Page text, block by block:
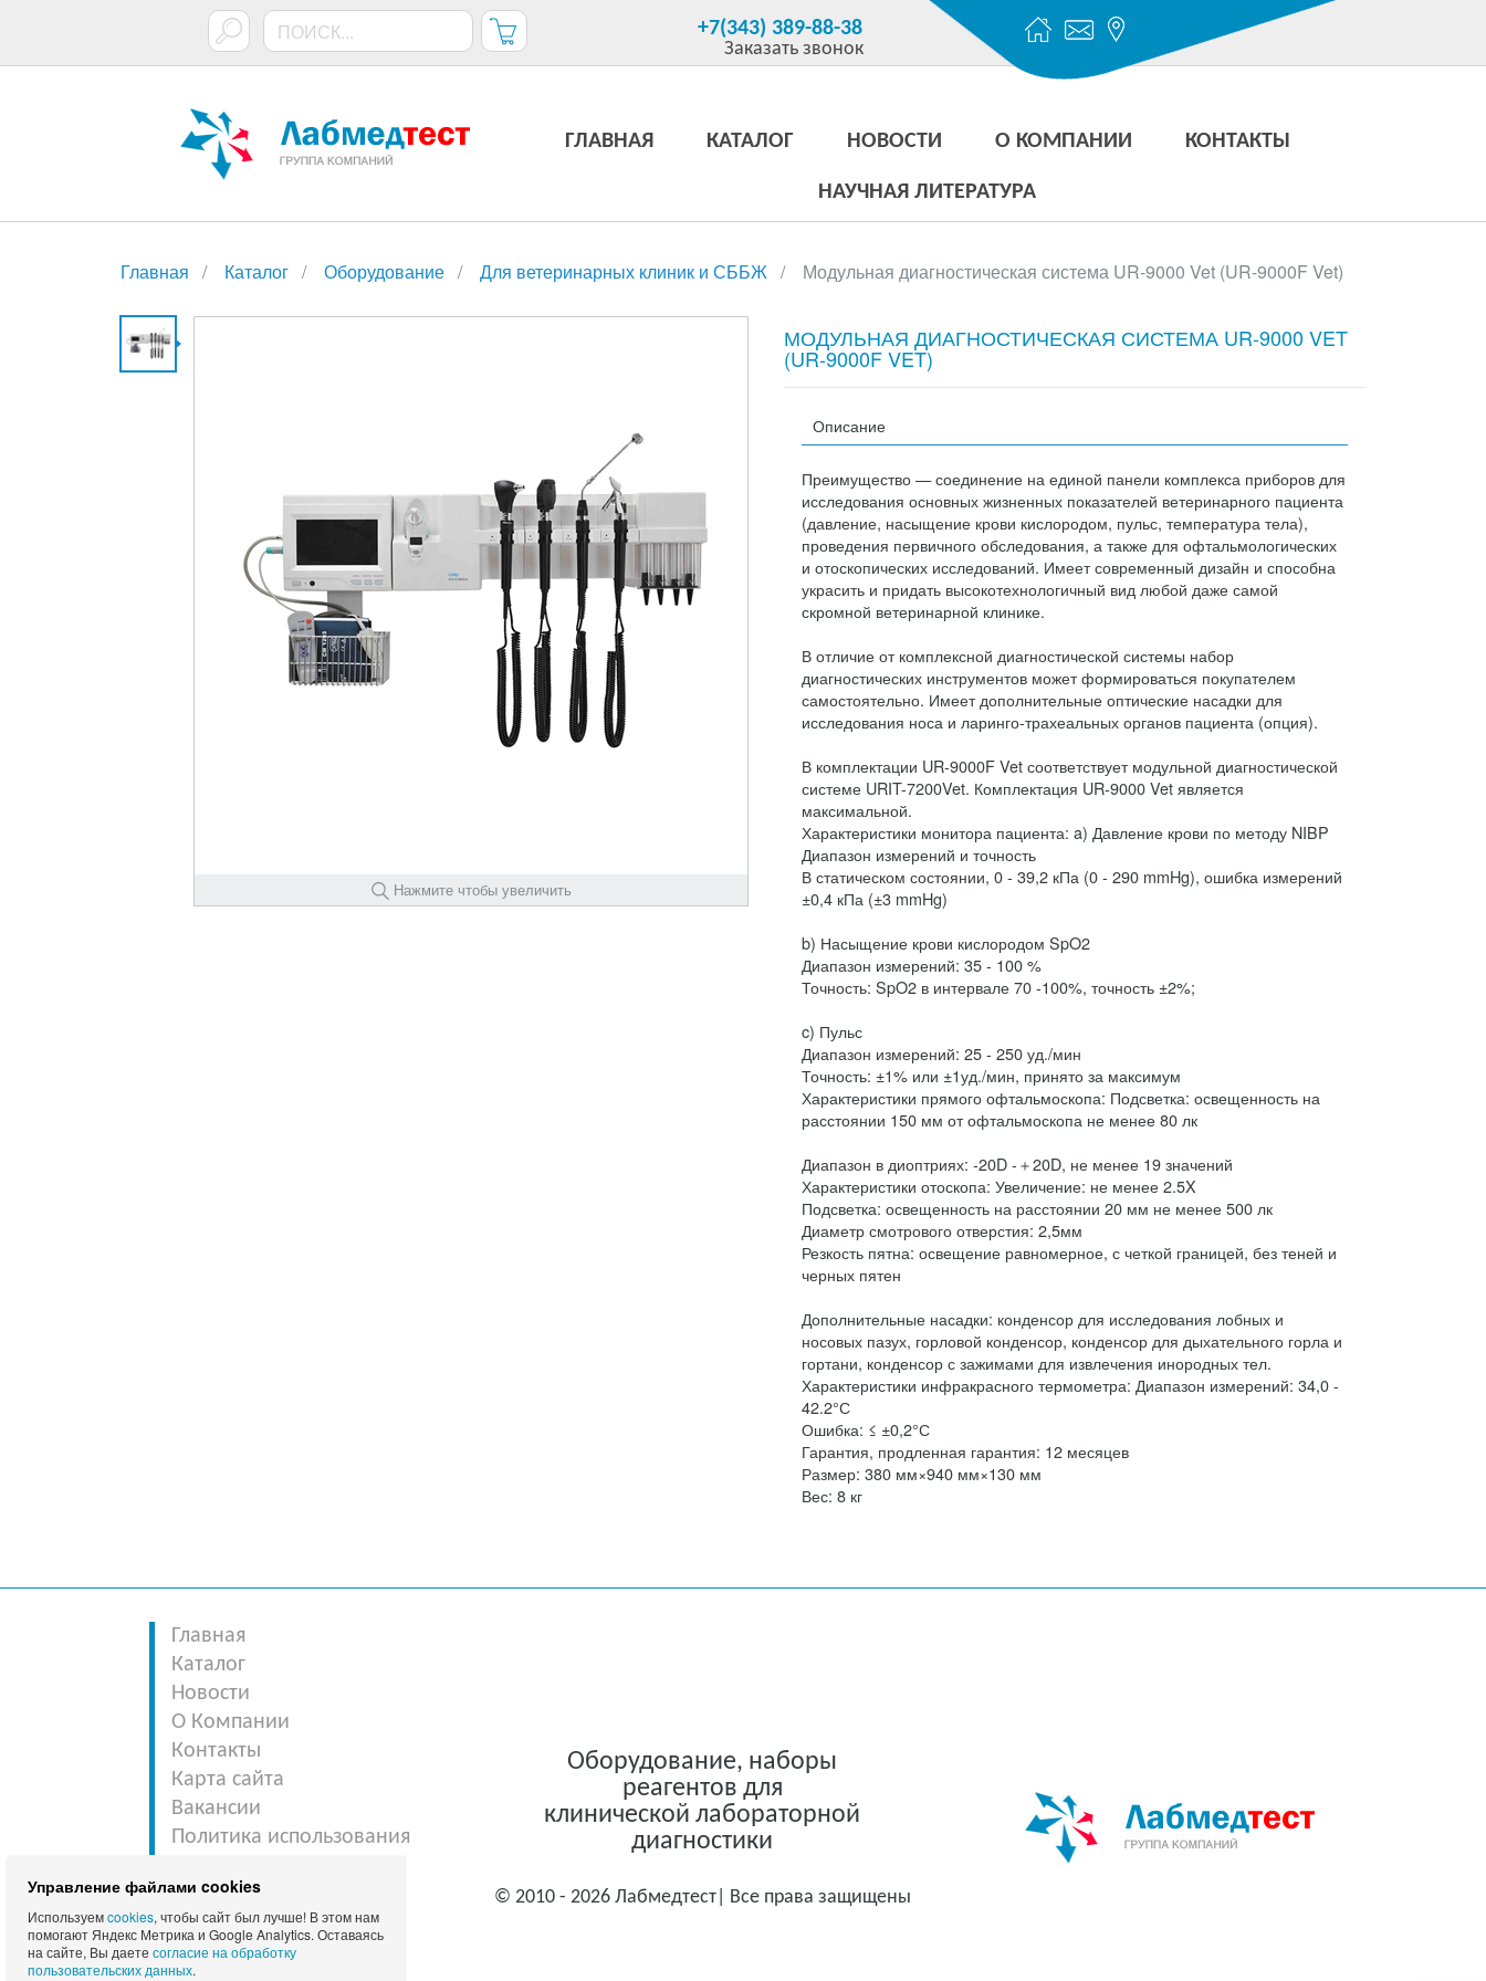
+7(343) 389-88-38
Заказать звонок
ГЛАВНАЯ КАТАЛОГ НОВОСТИ О КОМПАНИИ КОНТАКТЫ
НАУЧНАЯ ЛИТЕРАТУРА
Главная Каталог Оборудование Для ветеринарных клиник и СББЖ Модульная диагностическая система UR-9000 Vet (UR-9000F Vet)
Нажмите чтобы увеличить
МОДУЛЬНАЯ ДИАГНОСТИЧЕСКАЯ СИСТЕМА UR-9000 VET
(UR-9000F VET)
Описание
Преимущество — соединение на единой панели комплекса приборов для
исследования основных жизненных показателей ветеринарного пациента
(давление, насыщение крови кислородом, пульс, температура тела),
проведения первичного обследования, а также для офтальмологических
и отоскопических исследований. Имеет современный дизайн и способна
украсить и придать высокотехнологичный вид любой даже самой
скромной ветеринарной клинике.
В отличие от комплексной диагностической системы набор
диагностических инструментов может формироваться покупателем
самостоятельно. Имеет дополнительные оптические насадки для
исследования носа и ларинго-трахеальных органов пациента (опция).
В комплектации UR-9000F Vet соответствует модульной диагностической
системе URIT-7200Vet. Комплектация UR-9000 Vet является
максимальной.
Характеристики монитора пациента: a) Давление крови по методу NIBP
Диапазон измерений и точность
В статическом состоянии, 0 - 39,2 кПа (0 - 290 mmHg), ошибка измерений
±0,4 кПа (±3 mmHg)
b) Насыщение крови кислородом SpO2
Диапазон измерений: 35 - 100 %
Точность: SpO2 в интервале 70 -100%, точность ±2%;
c) Пульс
Диапазон измерений: 25 - 250 уд./мин
Точность: ±1% или ±1уд./мин, принято за максимум
Характеристики прямого офтальмоскопа: Подсветка: освещенность на
расстоянии 150 мм от офтальмоскопа не менее 80 лк
Диапазон в диоптриях: -20D -＋20D, не менее 19 значений
Характеристики отоскопа: Увеличение: не менее 2.5X
Подсветка: освещенность на расстоянии 20 мм не менее 500 лк
Диаметр смотрового отверстия: 2,5мм
Резкость пятна: освещение равномерное, с четкой границей, без теней и
черных пятен
Дополнительные насадки: конденсор для исследования лобных и
носовых пазух, горловой конденсор, конденсор для дыхательного горла и
гортани, конденсор с зажимами для извлечения инородных тел.
Характеристики инфракрасного термометра: Диапазон измерений: 34,0 -
42.2°С
Ошибка: ≤ ±0,2°С
Гарантия, продленная гарантия: 12 месяцев
Размер: 380 мм×940 мм×130 мм
Вес: 8 кг
Главная
Каталог
Новости
О Компании
Контакты
Карта сайта
Вакансии
Политика использования
Политика
конфиденциальности
Согласие на обработку
Оборудование, наборы
реагентов для
клинической лабораторной
диагностики
© 2010 - 2026 Лабмедтест| Все права защищены
Управление файлами cookies
Используемcookies, чтобы сайт был лучше! В этом нам
помогают Яндекс Метрика и Google Analytics. Оставаясь
на сайте, Вы даете согласие на обработку
пользовательских данных.